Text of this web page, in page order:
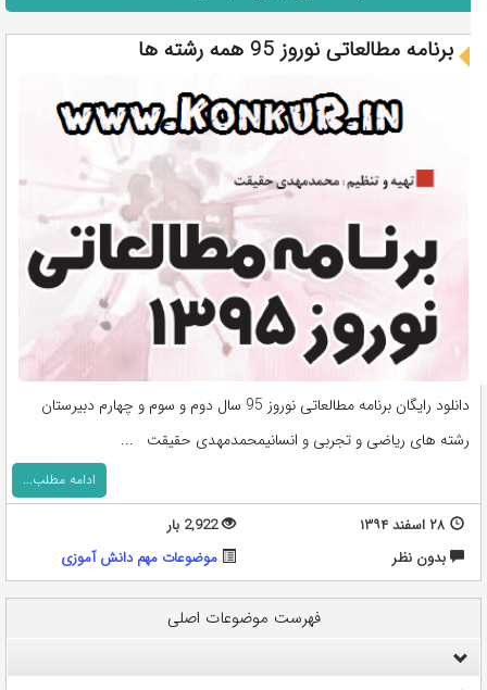
برنامه مطالعاتی نوروز 95 همه رشته ها
دانلود رایگان برنامه مطالعاتی نوروز 95 سال دوم و سوم و چهارم دبیرستان
رشته های ریاضی و تجربی و انسانیمحمدمهدی حقیقت ...
ادامه مطلب...
۲۸ اسفند ۱۳۹۴
2,922 بار
بدون نظر
موضوعات مهم دانش آموزی
فهرست موضوعات اصلی